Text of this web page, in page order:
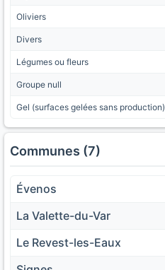
Oliviers
Divers
Légumes ou fleurs
Groupe null
Gel (surfaces gelées sans production)
Communes (7)
Évenos
La Valette-du-Var
Le Revest-les-Eaux